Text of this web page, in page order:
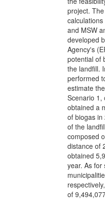
project.
and MSW
developed
Agency's
potential of
the landfill.
performed
estimate
Scenario 1,
obtained a
of biogas in
of the
composed
distance of
obtained
year. As for
of